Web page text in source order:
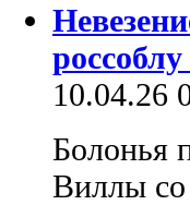
10.04.26
Болонья
Виллы со